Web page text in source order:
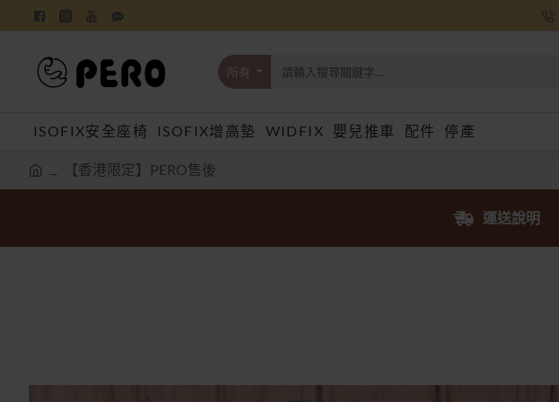
所有
請
搜
ISOFIX安全座椅 ISOFIX增高墊 WIDFIX 嬰兒推車 配件 停產
h
e
【香港限定】PERO售後
運送說明